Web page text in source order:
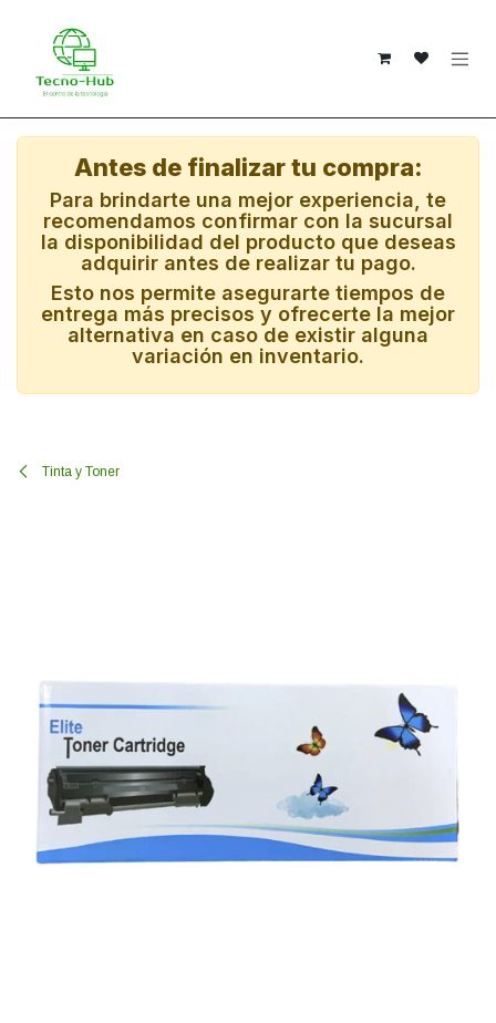
Antes de finalizar tu compra:
Para brindarte una mejor experiencia, te
recomendamos confirmar con la sucursal
la disponibilidad del producto que deseas
adquirir antes de realizar tu pago.
Esto nos permite asegurarte tiempos de
entrega más precisos y ofrecerte la mejor
alternativa en caso de existir alguna
variación en inventario.
Tinta y Toner